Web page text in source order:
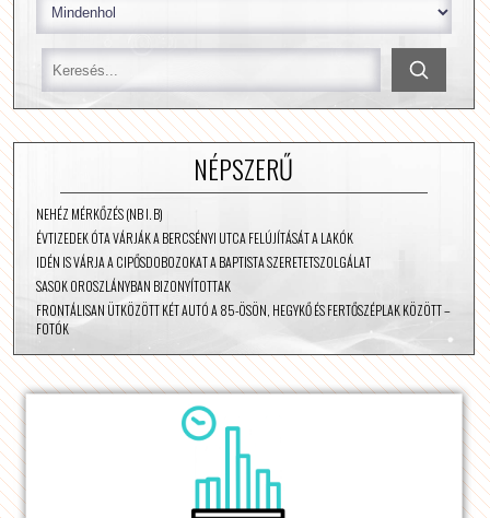
NÉPSZERŰ
NEHÉZ MÉRKŐZÉS (NB I. B)
ÉVTIZEDEK ÓTA VÁRJÁK A BERCSÉNYI UTCA FELÚJÍTÁSÁT A LAKÓK
IDÉN IS VÁRJA A CIPŐSDOBOZOKAT A BAPTISTA SZERETETSZOLGÁLAT
SASOK OROSZLÁNYBAN BIZONYÍTOTTAK
FRONTÁLISAN ÜTKÖZÖTT KÉT AUTÓ A 85-ÖSÖN, HEGYKŐ ÉS FERTŐSZÉPLAK KÖZÖTT –
FOTÓK